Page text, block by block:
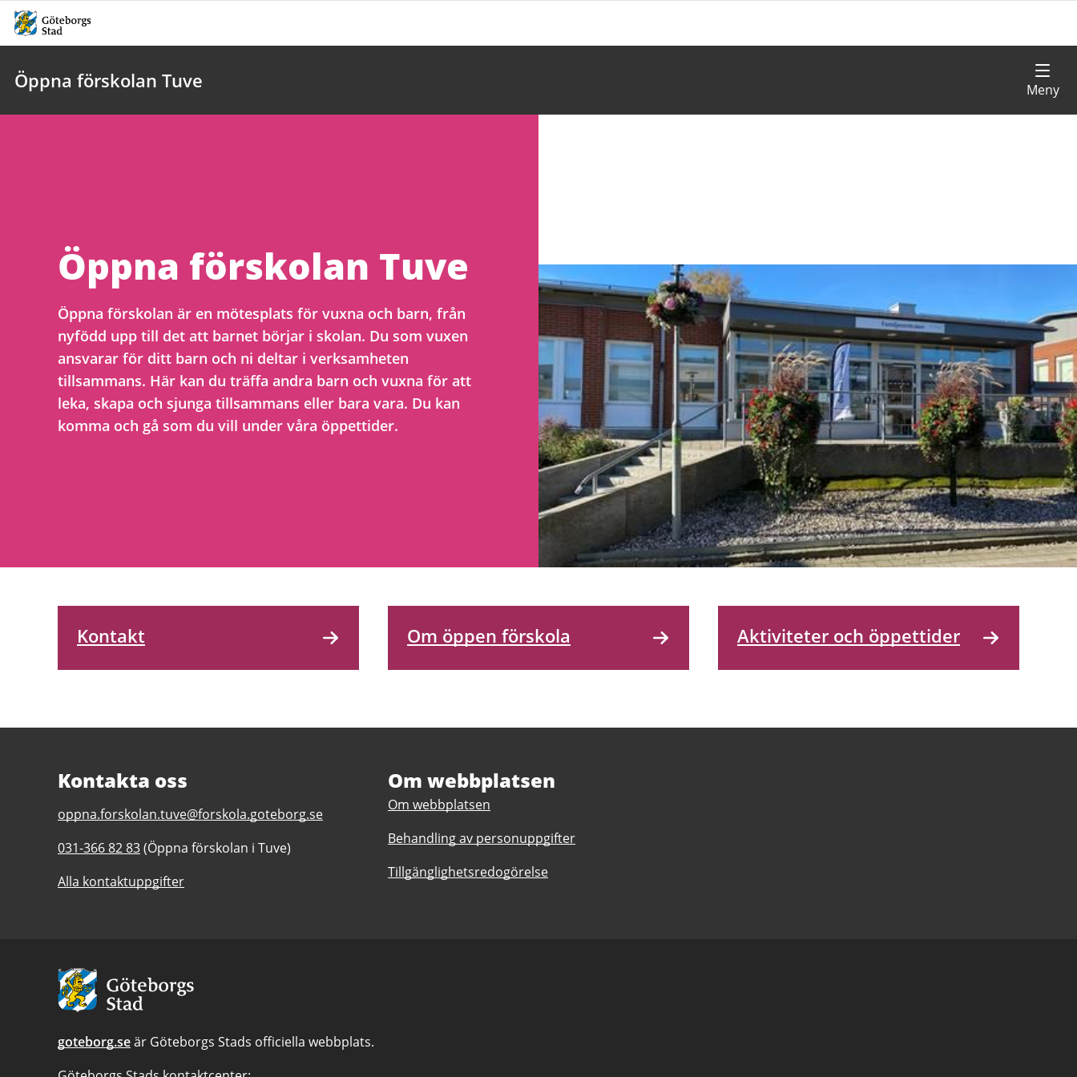
Öppna förskolan Tuve
Öppna förskolan Tuve
Öppna förskolan är en mötesplats för vuxna och barn, från
nyfödd upp till det att barnet börjar i skolan. Du som vuxen
ansvarar för ditt barn och ni deltar i verksamheten
tillsammans. Här kan du träffa andra barn och vuxna för att
leka, skapa och sjunga tillsammans eller bara vara. Du kan
komma och gå som du vill under våra öppettider.
Kontakt Om öppen förskola Aktiviteter och öppettider
Kontakta oss
E-
till
Öppna
förskolan
oppna.forskolan.tuve@forskola.goteborg.se
Telefonnummer
Öppna
031-366 82 83(Öppna förskolan i Tuve)
Alla kontaktuppgifter
Om webbplatsen
Om webbplatsen
Behandling av personuppgifter
Tillgänglighetsredogörelse
Avsändare:
Göteborgs
Stad
goteborg.seär Göteborgs Stads officiella webbplats.